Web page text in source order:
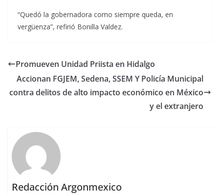
“Quedó la gobernadora como siempre queda, en
vergüenza”, refirió Bonilla Valdez.
Promueven Unidad Priista en Hidalgo
Accionan FGJEM, Sedena, SSEM Y Policía Municipal
contra delitos de alto impacto económico en México
y el extranjero
Redacción Argonmexico